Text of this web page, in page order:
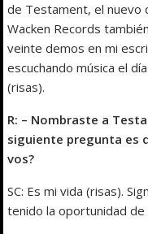
de Testament, el nuevo
Wacken Records
veinte demos en mi
escuchando música el
(risas).
R: – Nombraste a
siguiente pregunta es
vos?
SC: Es mi vida (risas).
tenido la oportunidad